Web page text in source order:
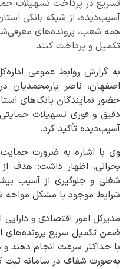
تسریع در پرداخت تسهیلات
آسیب‌دیده، از شبکه بانکی
همه شعب، پرونده‌های
تکمیل و پرداخت کنند.
به گزارش روابط عمومی
حضور نمایندگان بانک‌های
دقیق و فوری تسهیلات
آسیب‌دیده تأکید کرد.
وی با اشاره به ضرورت
بحرانی، اظهار داشت: هدف
شغلی و جلوگیری از آسیب
شرایط موجود با مشکل مواجه
مدیرکل امور اقتصادی و
ضمن تکمیل سریع پرونده‌های
با حداکثر سرعت انجام دهند
به‌صورت شفاف در سامانه ثبت